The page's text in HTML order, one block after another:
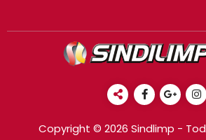
Copyright © 2026 Sindlimp -